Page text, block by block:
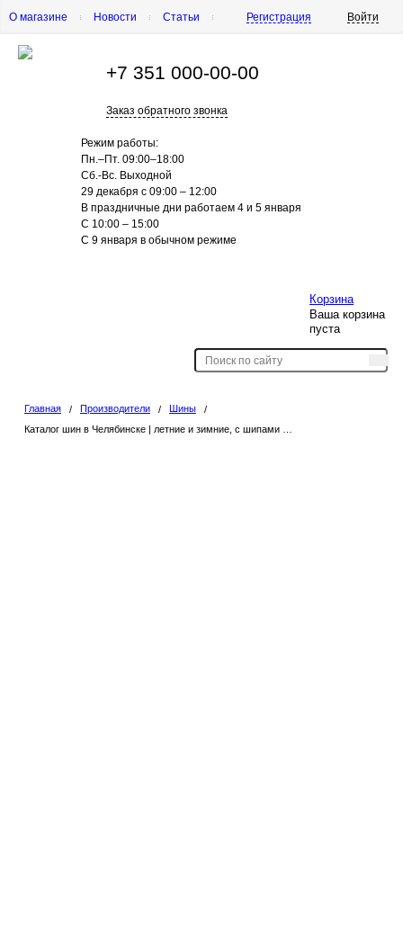
Регистрация Войти
О магазине Новости
Статьи
+7 351 000-00-00
Заказ обратного звонка
Режим работы:
Пн.–Пт. 09:00–18:00
Сб.-Вс. Выходной
29 декабря с 09:00 – 12:00
В праздничные дни работаем 4 и 5 января
С 10:00 – 15:00
С 9 января в обычном режиме
Корзина
Ваша корзина
пуста
Контакты
Главная / Производители / Шины
/